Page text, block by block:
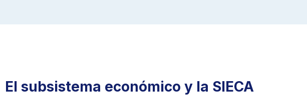
El subsistema económico y la SIECA